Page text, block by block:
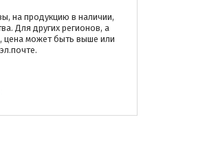
на продукцию в наличии,
Для других регионов, а
цена может быть выше или